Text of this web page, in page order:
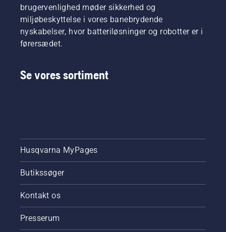
brugervenlighed møder sikkerhed og
miljøbeskyttelse i vores banebrydende
nyskabelser, hvor batteriløsninger og robotter er i
førersædet.
Se vores sortiment
Husqvarna MyPages
Butikssøger
Kontakt os
Presserum